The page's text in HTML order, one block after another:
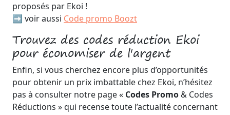
proposés par Ekoi !
➡️ voir aussi Code promo Boozt
Trouvez des codes réduction Ekoi
pour économiser de l'argent
Enfin, si vous cherchez encore plus d’opportunités
pour obtenir un prix imbattable chez Ekoi, n’hésitez
pas à consulter notre page « Codes Promo& Codes
Réductions » qui recense toute l’actualité concernant